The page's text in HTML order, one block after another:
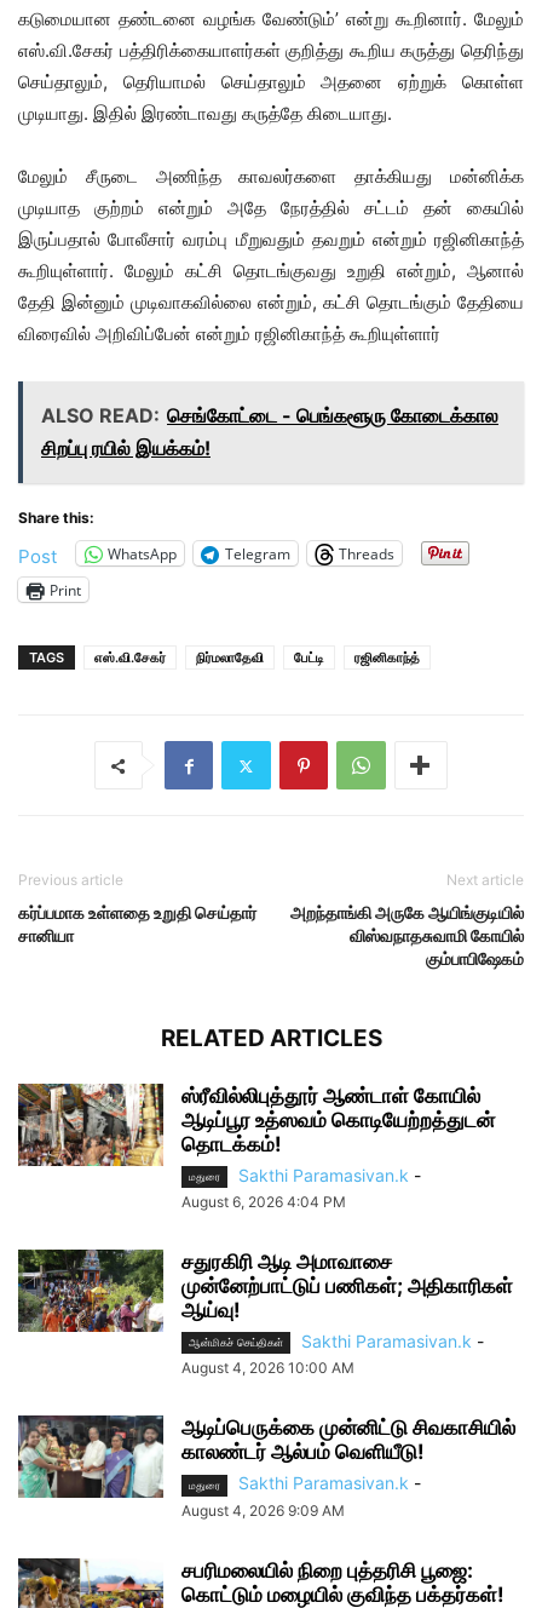
கடுமையான தண்டனை வழங்க வேண்டும்’ என்று கூறினார். மேலும்
எஸ்.வி.சேகர் பத்திரிக்கையாளர்கள் குறித்து கூறிய கருத்து தெரிந்து
செய்தாலும், தெரியாமல் செய்தாலும் அதனை ஏற்றுக் கொள்ள
முடியாது. இதில் இரண்டாவது கருத்தே கிடையாது.
மேலும் சீருடை அணிந்த காவலர்களை தாக்கியது மன்னிக்க
முடியாத குற்றம் என்றும் அதே நேரத்தில் சட்டம் தன் கையில்
இருப்பதால் போலீசார் வரம்பு மீறுவதும் தவறும் என்றும் ரஜினிகாந்த்
கூறியுள்ளார். மேலும் கட்சி தொடங்குவது உறுதி என்றும், ஆனால்
தேதி இன்னும் முடிவாகவில்லை என்றும், கட்சி தொடங்கும் தேதியை
விரைவில் அறிவிப்பேன் என்றும் ரஜினிகாந்த் கூறியுள்ளார்
ALSO READ: செங்கோட்டை - பெங்களூரு கோடைக்கால
சிறப்பு ரயில் இயக்கம்!
Share this:
Post WhatsApp Telegram
Threads
Print
TAGS எஸ்.வி.சேகர் நிர்மலாதேவி பேட்டி ரஜினிகாந்த்
Previous article
கர்ப்பமாக உள்ளதை உறுதி செய்தார்
சானியா
Next article
அறந்தாங்கி அருகே ஆயிங்குடியில்
விஸ்வநாதசுவாமி கோயில்
கும்பாபிஷேகம்
RELATED ARTICLES
ஸ்ரீவில்லிபுத்தூர் ஆண்டாள் கோயில்
ஆடிப்பூர உத்ஸவம் கொடியேற்றத்துடன்
தொடக்கம்!
மதுரை Sakthi Paramasivan.k -
August 6, 2026 4:04 PM
சதுரகிரி ஆடி அமாவாசை
முன்னேற்பாட்டுப் பணிகள்; அதிகாரிகள்
ஆய்வு!
ஆன்மிகச் செய்திகள் Sakthi Paramasivan.k -
August 4, 2026 10:00 AM
ஆடிப்பெருக்கை முன்னிட்டு சிவகாசியில்
காலண்டர் ஆல்பம் வெளியீடு!
மதுரை Sakthi Paramasivan.k -
August 4, 2026 9:09 AM
சபரிமலையில் நிறை புத்தரிசி பூஜை:
கொட்டும் மழையில் குவிந்த பக்தர்கள்!